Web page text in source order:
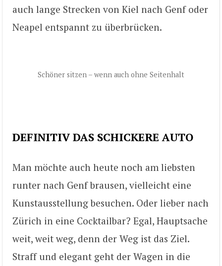
auch lange Strecken von Kiel nach Genf oder
Neapel entspannt zu überbrücken.
Schöner sitzen – wenn auch ohne Seitenhalt
DEFINITIV DAS SCHICKERE AUTO
Man möchte auch heute noch am liebsten
runter nach Genf brausen, vielleicht eine
Kunstausstellung besuchen. Oder lieber nach
Zürich in eine Cocktailbar? Egal, Hauptsache
weit, weit weg, denn der Weg ist das Ziel.
Straff und elegant geht der Wagen in die